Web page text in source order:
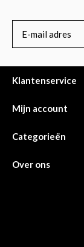
Klantenservice
Mijn account
Categorieën
Over ons